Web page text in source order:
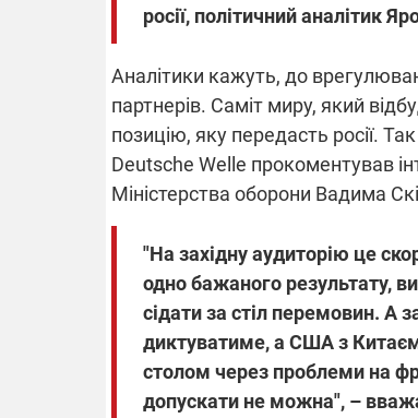
росії, політичний аналітик
Аналітики кажуть, до
партнерів. Саміт миру, який
позицію, яку передасть росії.
Deutsche Welle прокоментував
Міністерства оборони Вадима
"На західну аудиторію це
одно бажаного результату,
сідати за стіл перемовин. А
диктуватиме, а США з Китаєм
столом через проблеми на
допускати не можна", –